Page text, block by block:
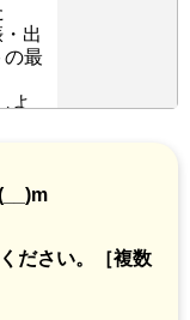
出
の最
よ
ださい。［複数